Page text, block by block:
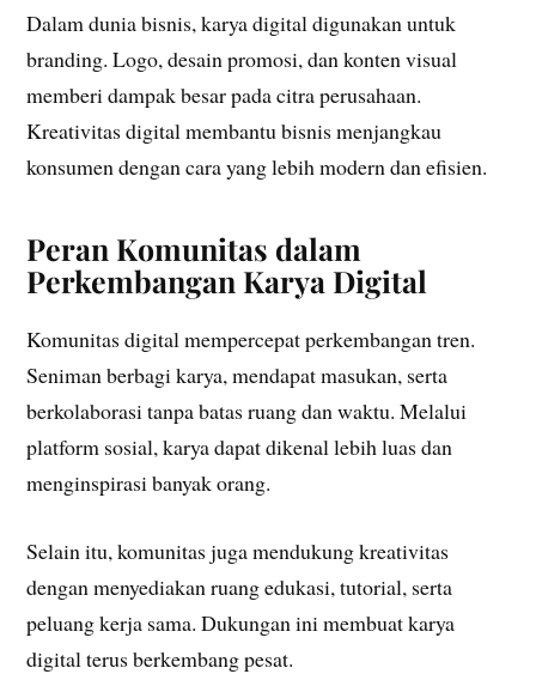
Dalam dunia bisnis, karya digital digunakan untuk
branding. Logo, desain promosi, dan konten visual
memberi dampak besar pada citra perusahaan.
Kreativitas digital membantu bisnis menjangkau
konsumen dengan cara yang lebih modern dan efisien.
Peran Komunitas dalam
Perkembangan Karya Digital
Komunitas digital mempercepat perkembangan tren.
Seniman berbagi karya, mendapat masukan, serta
berkolaborasi tanpa batas ruang dan waktu. Melalui
platform sosial, karya dapat dikenal lebih luas dan
menginspirasi banyak orang.
Selain itu, komunitas juga mendukung kreativitas
dengan menyediakan ruang edukasi, tutorial, serta
peluang kerja sama. Dukungan ini membuat karya
digital terus berkembang pesat.